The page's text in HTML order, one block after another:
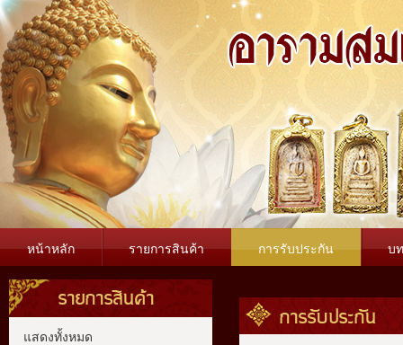
หน้าหลัก รายการสินค้า การรับประกัน บ
รายการสินค้า
แสดงทั้งหมด
การรับประกัน